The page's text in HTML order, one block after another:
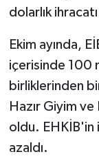
dolarlık
Ekim ayında,
içerisinde 100
birliklerinden
Hazır Giyim
oldu. EHKİB'in
azaldı.